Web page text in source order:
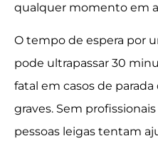
qualquer momento em
O tempo de espera por
pode ultrapassar 30
fatal em casos de
graves. Sem
pessoas leigas tentam